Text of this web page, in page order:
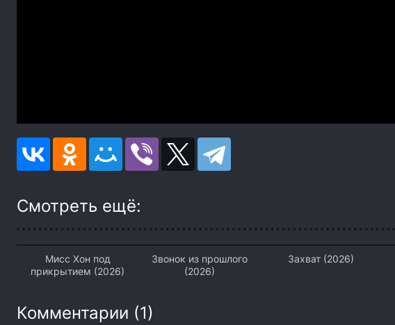
Смотреть ещё:
Мисс Хон под
прикрытием (2026)
Звонок из прошлого
(2026)
Захват (2026)
Комментарии (1)